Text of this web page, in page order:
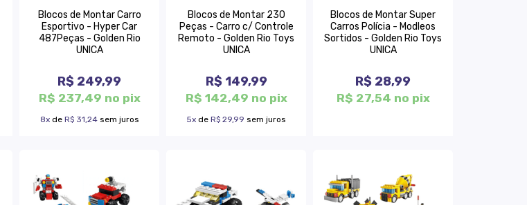
Blocos de Montar Carro
Esportivo - Hyper Car
487Peças - Golden Rio
UNICA
R$ 249,99
R$ 237,49 no pix
8xde R$ 31,24 sem juros
Blocos de Montar 230
Peças - Carro c/ Controle
Remoto - Golden Rio Toys
UNICA
R$ 149,99
R$ 142,49 no pix
5x deR$ 29,99 sem juros
Blocos de Montar Super
Carros Polícia - Modleos
Sortidos - Golden Rio Toys
UNICA
R$ 28,99
R$ 27,54 no pix